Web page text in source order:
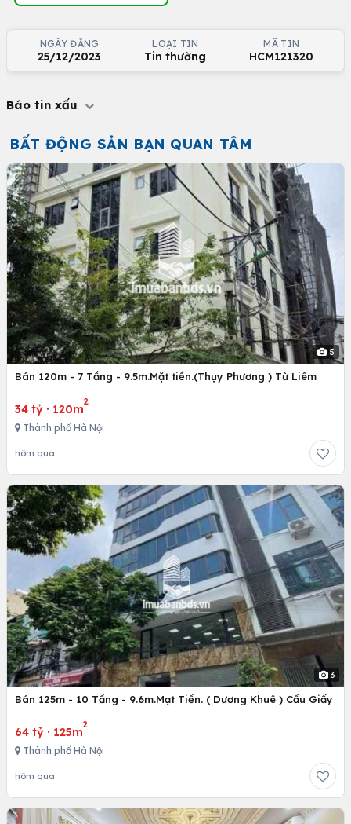
NGÀY ĐĂNG
25/12/2023
LOẠI TIN
Tin thường
MÃ TIN
HCM121320
Báo tin xấu
BẤT ĐỘNG SẢN BẠN QUAN TÂM
5
Bán 120m - 7 Tầng - 9.5m.Mặt tiền.(Thụy Phương ) Từ Liêm
34 tỷ · 120m
2
Thành phố Hà Nội
hôm qua
3
Bán 125m - 10 Tầng - 9.6m.Mạt Tiền. ( Dương Khuê ) Cầu Giấy
64 tỷ · 125m
2
Thành phố Hà Nội
hôm qua